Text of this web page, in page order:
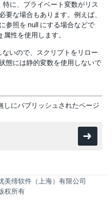
に、プライベート変数がリス
要な場合もあります。例えば、
参照を null にする場合などで
属性を使用します。
いので、スクリプトをリロー
態には静的変数を使用しないで
しにパブリッシュされたページ
美缔软件（上海）有限公司
权所有